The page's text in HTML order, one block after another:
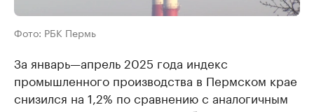
Фото: РБК Пермь
За январь—апрель 2025 года индекс
промышленного производства в Пермском крае
снизился на 1,2% по сравнению с аналогичным